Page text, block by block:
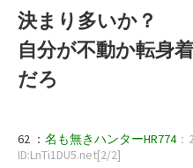
決まり多いか？
自分が不動か転身
だろ
62 ： 名も無きハンターHR774：
ID:LnTi1DU5.net[2/2]